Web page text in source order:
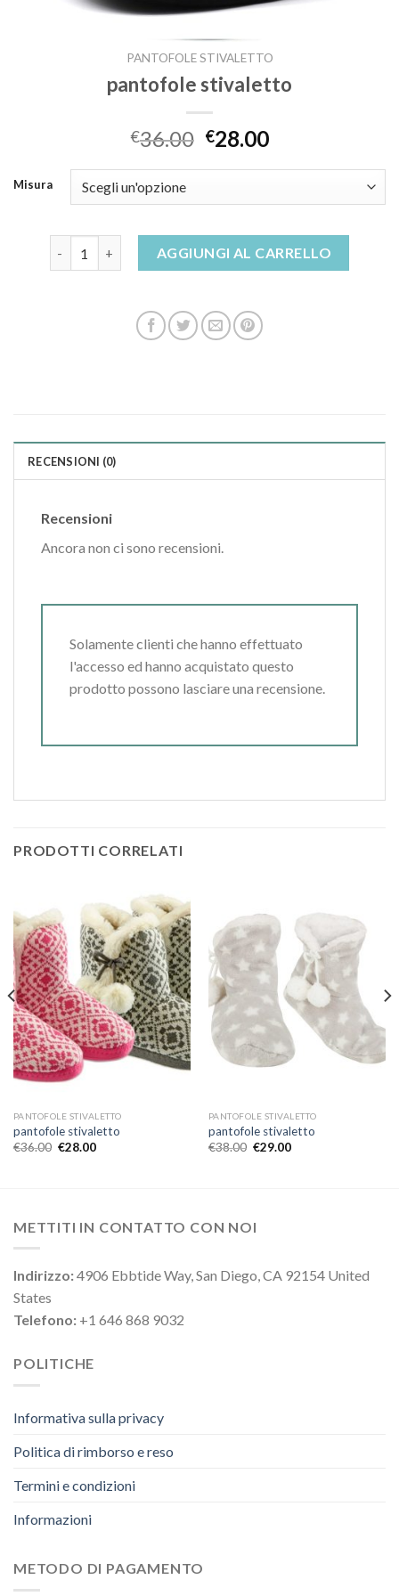
PANTOFOLE STIVALETTO
pantofole stivaletto
€36.00 €28.00
Misura
AGGIUNGI AL CARRELLO
RECENSIONI (0)
Recensioni
Ancora non ci sono recensioni.
Solamente clienti che hanno effettuato
l'accesso ed hanno acquistato questo
prodotto possono lasciare una recensione.
PRODOTTI CORRELATI
PANTOFOLE STIVALETTO
pantofole stivaletto
€36.00 €28.00
PANTOFOLE STIVALETTO
pantofole stivaletto
€38.00 €29.00
METTITI IN CONTATTO CON NOI
Indirizzo:4906 Ebbtide Way, San Diego, CA 92154 United
States
Telefono: +1 646 868 9032
POLITICHE
Informativa sulla privacy
Politica di rimborso e reso
Termini e condizioni
Informazioni
METODO DI PAGAMENTO